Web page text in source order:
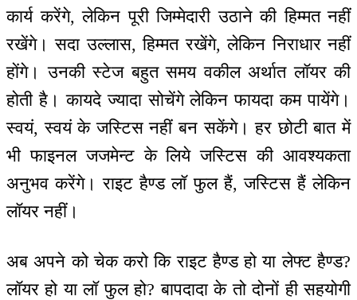
कार्य करेंगे, लेकिन पूरी जिम्मेदारी उठाने की हिम्मत नहीं
रखेंगे। सदा उल्लास, हिम्मत रखेंगे, लेकिन निराधार नहीं
होंगे। उनकी स्टेज बहुत समय वकील अर्थात लॉयर की
होती है। कायदे ज्यादा सोचेंगे लेकिन फायदा कम पायेंगे।
स्वयं, स्वयं के जस्टिस नहीं बन सकेंगे। हर छोटी बात में
भी फाइनल जजमेन्ट के लिये जस्टिस की आवश्यकता
अनुभव करेंगे। राइट हैण्ड लॉ फुल हैं, जस्टिस हैं लेकिन
लॉयर नहीं।
अब अपने को चेक करो कि राइट हैण्ड हो या लेफ्ट हैण्ड?
लॉयर हो या लॉ फुल हो? बापदादा के तो दोनों ही सहयोगी